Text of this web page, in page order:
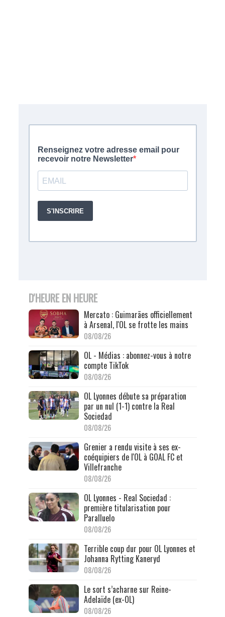
D'HEURE EN HEURE
Mercato : Guimarães officiellement
à Arsenal, l'OL se frotte les mains
08/08/26
OL - Médias : abonnez-vous à notre
compte TikTok
08/08/26
OL Lyonnes débute sa préparation
par un nul (1-1) contre la Real
Sociedad
08/08/26
Grenier a rendu visite à ses ex-
coéquipiers de l'OL à GOAL FC et
Villefranche
08/08/26
OL Lyonnes - Real Sociedad :
première titularisation pour
Paralluelo
08/08/26
Terrible coup dur pour OL Lyonnes et
Johanna Rytting Kaneryd
08/08/26
Le sort s’acharne sur Reine-
Adelaïde (ex-OL)
08/08/26